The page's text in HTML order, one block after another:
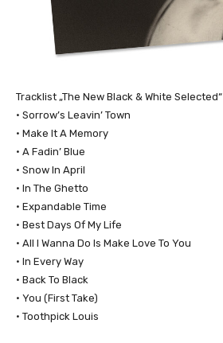
Tracklist „The New Black & White Selected“
• Sorrow’s Leavin’ Town
• Make It A Memory
• A Fadin’ Blue
• Snow In April
• In The Ghetto
• Expandable Time
• Best Days Of My Life
• All I Wanna Do Is Make Love To You
• In Every Way
• Back To Black
• You (First Take)
• Toothpick Louis